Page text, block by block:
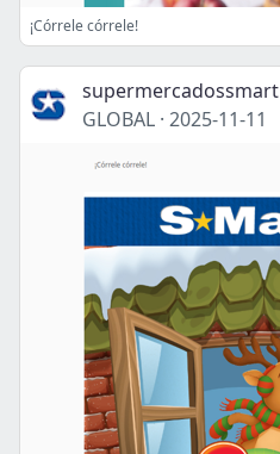
¡Córrele córrele!
supermercadossmart
GLOBAL · 2025-11-11